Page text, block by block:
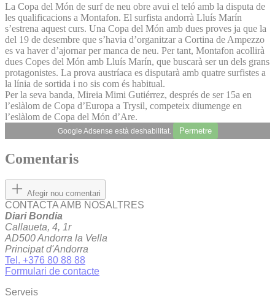
La Copa del Món de surf de neu obre avui el teló amb la disputa de
les qualificacions a Montafon. El surfista andorrà Lluís Marín
s’estrena aquest curs. Una Copa del Món amb dues proves ja que la
del 19 de desembre que s’havia d’organitzar a Cortina de Ampezzo
es va haver d’ajornar per manca de neu. Per tant, Montafon acollirà
dues Copes del Món amb Lluís Marín, que buscarà ser un dels grans
protagonistes. La prova austríaca es disputarà amb quatre surfistes a
la línia de sortida i no sis com és habitual.
Per la seva banda, Mireia Mimi Gutiérrez, després de ser 15a en
l’eslàlom de Copa d’Europa a Trysil, competeix diumenge en
l’eslàlom de Copa del Món d’Are.
Google Adsense està deshabilitat. Permetre
Comentaris
Afegir nou comentari
CONTACTA AMB NOSALTRES
Diari Bondia
Callaueta, 4, 1r
AD500 Andorra la Vella
Principat d'Andorra
Tel. +376 80 88 88
Formulari de contacte
Serveis